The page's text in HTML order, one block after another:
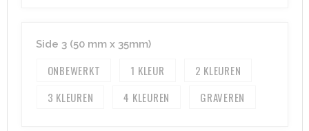
Trolleys
Side 3 (50 mm x 35mm)
ONBEWERKT 1
2
3
4 GRAVEREN